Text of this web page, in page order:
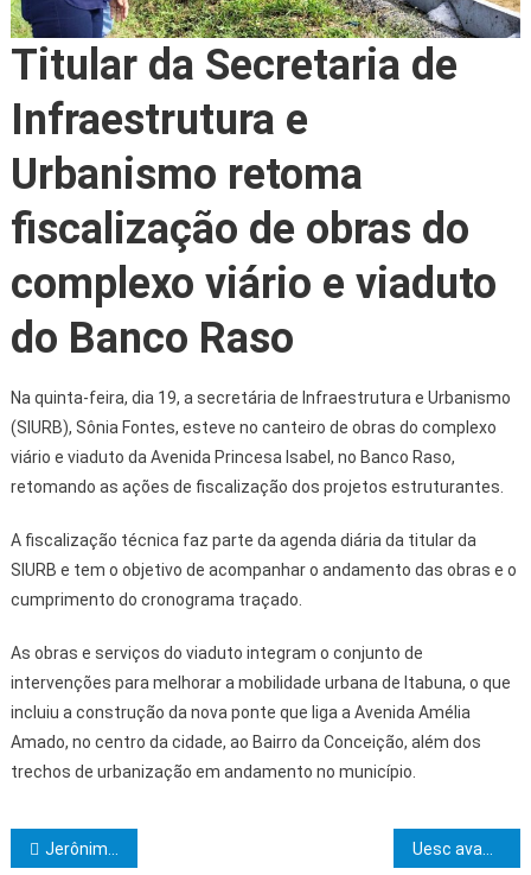
Titular da Secretaria de
Infraestrutura e
Urbanismo retoma
fiscalização de obras do
complexo viário e viaduto
do Banco Raso
Na quinta-feira, dia 19, a secretária de Infraestrutura e Urbanismo
(SIURB), Sônia Fontes, esteve no canteiro de obras do complexo
viário e viaduto da Avenida Princesa Isabel, no Banco Raso,
retomando as ações de fiscalização dos projetos estruturantes.
A fiscalização técnica faz parte da agenda diária da titular da
SIURB e tem o objetivo de acompanhar o andamento das obras e o
cumprimento do cronograma traçado.
As obras e serviços do viaduto integram o conjunto de
intervenções para melhorar a mobilidade urbana de Itabuna, o que
incluiu a construção da nova ponte que liga a Avenida Amélia
Amado, no centro da cidade, ao Bairro da Conceição, além dos
trechos de urbanização em andamento no município.
Navegação de Post
Jerônimo Rodrigues apresenta potencial da Bahia para empresários e autoridades no Fórum Índia-Brasil